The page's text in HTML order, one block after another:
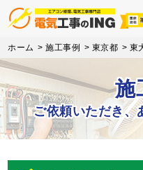
Skip
to
main
content
ホーム >施工事例 > 東京都 > 東
施
ご依頼いただき、